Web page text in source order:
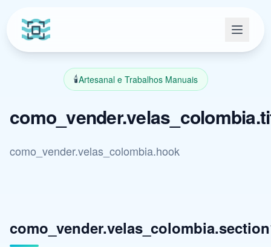
🕯️Artesanal e Trabalhos Manuais
como_vender.velas_colombia.hook